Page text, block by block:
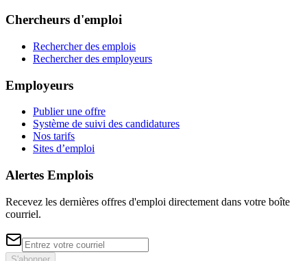
Chercheurs d'emploi
Rechercher des emplois
Rechercher des employeurs
Employeurs
Publier une offre
Système de suivi des candidatures
Nos tarifs
Sites d’emploi
Alertes Emplois
Recevez les dernières offres d'emploi directement dans votre boîte
courriel.